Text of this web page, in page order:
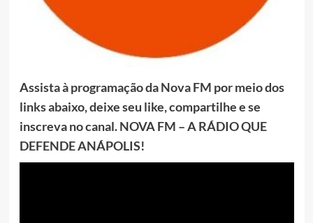
Assista à programação da Nova FM por meio dos
links abaixo, deixe seu like, compartilhe e se
inscreva no canal. NOVA FM – A RÁDIO QUE
DEFENDE ANÁPOLIS!